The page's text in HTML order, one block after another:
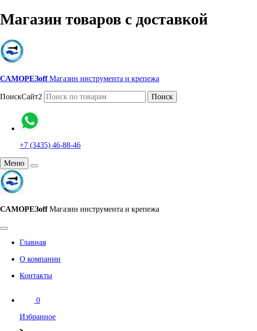
Магазин товаров с доставкой
САМОРЕЗoff Магазин инструмента и крепежа
ПоискСайт2 Поиск
+7 (3435) 46-88-46
Меню
САМОРЕЗoff Магазин инструмента и крепежа
Главная
О компании
Контакты
0
Избранное